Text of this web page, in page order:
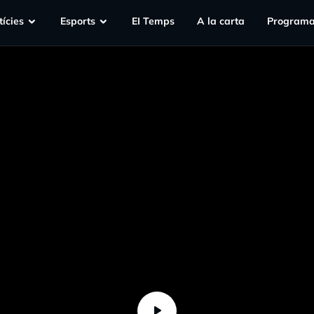
Esports EI Temps A la carta